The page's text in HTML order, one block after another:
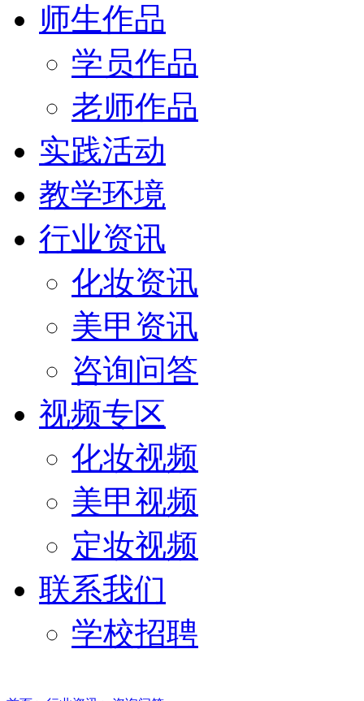
师生作品
学员作品
老师作品
实践活动
教学环境
行业资讯
化妆资讯
美甲资讯
咨询问答
视频专区
化妆视频
美甲视频
定妆视频
联系我们
学校招聘